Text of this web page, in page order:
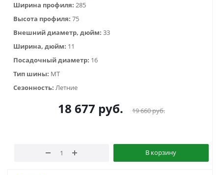
Ширина профиля: 285
Высота профиля: 75
Внешний диаметр, дюйм: 33
Ширина, дюйм: 11
Посадочный диаметр: 16
Тип шины: MT
Сезонность: Летние
18 677 руб. 19 660руб.
В корзину